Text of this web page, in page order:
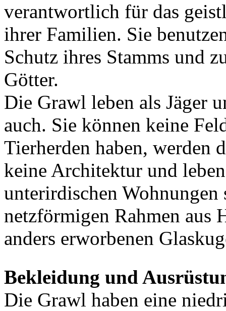
verantwortlich für das
ihrer Familien. Sie
Schutz ihres Stamms und
Götter.
Die Grawl leben als Jäger
auch. Sie können keine
Tierherden haben, werden
keine Architektur und
unterirdischen
netzförmigen Rahmen aus
anders erworbenen
Bekleidung und
Die Grawl haben eine